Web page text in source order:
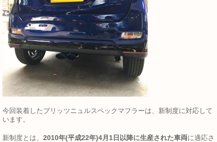
今回装着したブリッツニュルスペックマフラーは、新制度に対応して
います。
新制度とは、 2010年(平成22年)4月1日以降に生産された車両に適応さ